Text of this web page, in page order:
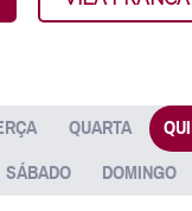
QUARTA
SÁBADO
DOMINGO